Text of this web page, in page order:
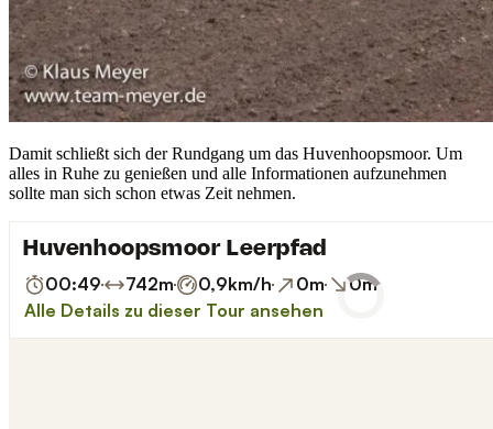
Damit schließt sich der Rundgang um das Huvenhoopsmoor. Um
alles in Ruhe zu genießen und alle Informationen aufzunehmen
sollte man sich schon etwas Zeit nehmen.